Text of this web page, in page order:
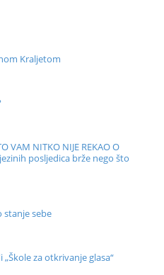
Kraljetom
VAM NITKO NIJE REKAO O
posljedica brže nego što
stanje sebe
za otkrivanje glasa“